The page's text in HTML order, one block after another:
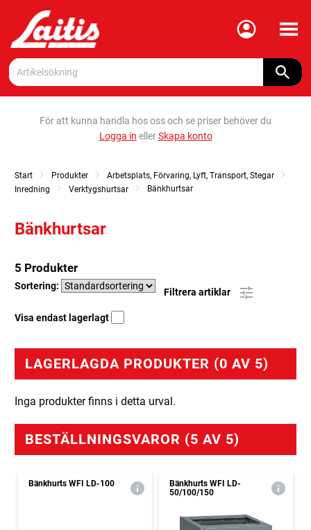
Meny
För att kunna handla hos oss och se priser behöver du
Logga in ellerSkapa konto
Start Produkter
Arbetsplats, Förvaring, Lyft, Transport, Stegar
Inredning
Verktygshurtsar Bänkhurtsar
Bänkhurtsar
5 Produkter
Sortering:
Filtrera artiklar
Visa endast lagerlagt
LAGERLAGDA PRODUKTER (0 AV 5)
Inga produkter finns i detta urval.
BESTÄLLNINGSVAROR (5 AV 5)
Bänkhurts WFI LD-100
Bänkhurts WFI LD-
50/100/150